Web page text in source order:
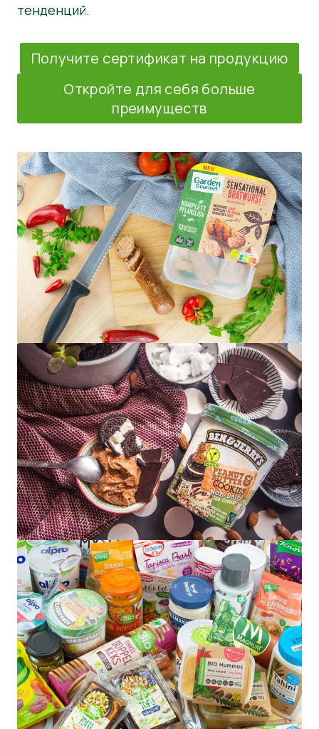
тенденций.
Получите сертификат на продукцию
Откройте для себя больше
преимуществ